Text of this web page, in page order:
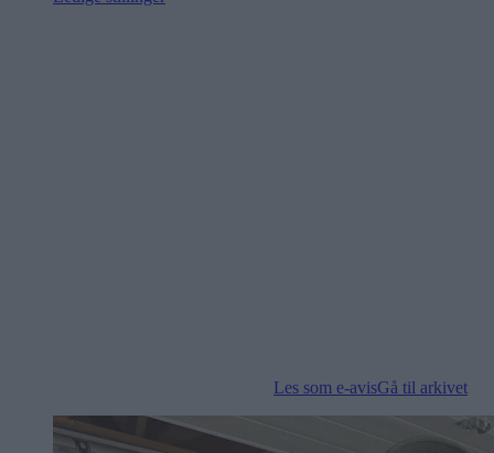
Les som e-avisGå til arkivet